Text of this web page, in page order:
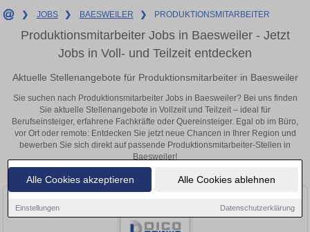
Alle Cookies akzeptieren Alle Cookies ablehnen
Einstellungen Datenschutzerklärung
❯ JOBS ❯ BAESWEILER ❯ PRODUKTIONSMITARBEITER
Produktionsmitarbeiter Jobs in Baesweiler - Jetzt
Jobs in Voll- und Teilzeit entdecken
Aktuelle Stellenangebote für Produktionsmitarbeiter in Baesweiler
Sie suchen nach Produktionsmitarbeiter Jobs in Baesweiler? Bei uns finden
Sie aktuelle Stellenangebote in Vollzeit und Teilzeit – ideal für
Berufseinsteiger, erfahrene Fachkräfte oder Quereinsteiger. Egal ob im Büro,
vor Ort oder remote: Entdecken Sie jetzt neue Chancen in Ihrer Region und
bewerben Sie sich direkt auf passende Produktionsmitarbeiter-Stellen in
Baesweiler!